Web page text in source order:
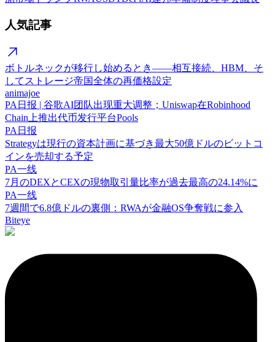
人気記事
ボトルネックが移行し始めるとき——相互接続、HBM、そ
してストレージ帝国全体の再価格設定
animajoe
PA日报 | 谷歌AI团队出现重大调整；Uniswap在Robinhood
Chain上推出代币发行平台Pools
PA日报
Strategyは現行の資本計画に基づき最大50億ドルのビットコ
インを売却する予定
PA一线
7月のDEXとCEXの現物取引量比率が過去最高の24.14%に
PA一线
7週間で6.8億ドルの裏側：RWAが金融OS争奪戦に参入
Biteye